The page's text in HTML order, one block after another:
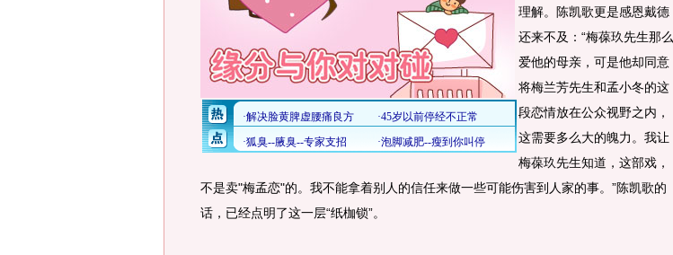
理解。陈凯歌更是感恩戴德
还来不及：“梅葆玖先生那么
爱他的母亲，可是他却同意
将梅兰芳先生和孟小冬的这
段恋情放在公众视野之内，
这需要多么大的魄力。我让
梅葆玖先生知道，这部戏，
不是卖"梅孟恋"的。我不能拿着别人的信任来做一些可能伤害到人家的事。”陈凯歌的
话，已经点明了这一层“纸枷锁”。